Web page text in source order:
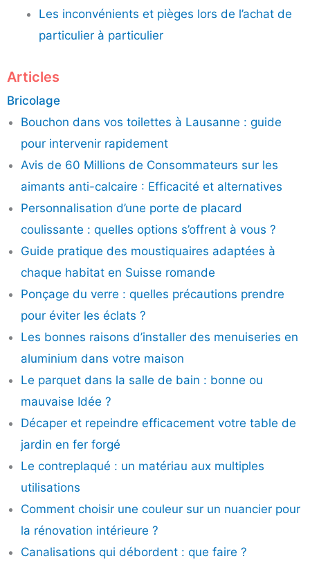
Les inconvénients et pièges lors de l’achat de
particulier à particulier
Articles
Bricolage
Bouchon dans vos toilettes à Lausanne : guide
pour intervenir rapidement
Avis de 60 Millions de Consommateurs sur les
aimants anti-calcaire : Efficacité et alternatives
Personnalisation d’une porte de placard
coulissante : quelles options s’offrent à vous ?
Guide pratique des moustiquaires adaptées à
chaque habitat en Suisse romande
Ponçage du verre : quelles précautions prendre
pour éviter les éclats ?
Les bonnes raisons d’installer des menuiseries en
aluminium dans votre maison
Le parquet dans la salle de bain : bonne ou
mauvaise Idée ?
Décaper et repeindre efficacement votre table de
jardin en fer forgé
Le contreplaqué : un matériau aux multiples
utilisations
Comment choisir une couleur sur un nuancier pour
la rénovation intérieure ?
Canalisations qui débordent : que faire ?